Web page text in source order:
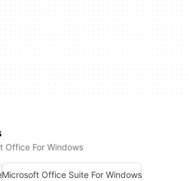
Office For Windows
Microsoft Office Suite For Windows